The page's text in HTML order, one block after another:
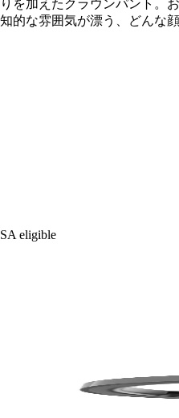
を加えたクラウンパント
的な雰囲気が漂う、どんな
eligible